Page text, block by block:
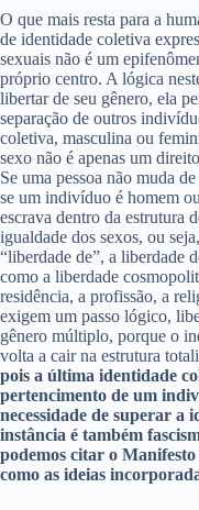
O que mais resta para a
de identidade coletiva
sexuais não é um
próprio centro. A lógica
libertar de seu gênero, ela
separação de outros
coletiva, masculina ou
sexo não é apenas um
Se uma pessoa não muda
se um indivíduo é homem
escrava dentro da estrutura
igualdade dos sexos, ou
“liberdade de”, a liberdade
como a liberdade
residência, a profissão, a
exigem um passo lógico,
gênero múltiplo, porque o
volta a cair na estrutura
pois a última identidade
pertencimento de um
necessidade de superar a
instância é também
podemos citar o
como as ideias